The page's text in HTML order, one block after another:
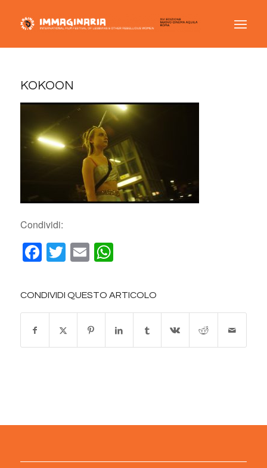
KOKOON
Condividi:
Facebook
Twitter
EmailWhatsApp
CONDIVIDI QUESTO ARTICOLO